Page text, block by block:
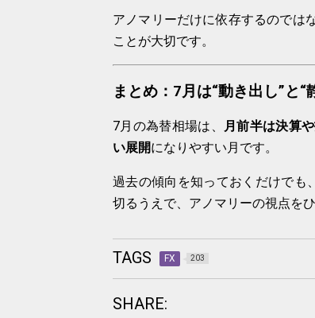
アノマリーだけに依存するのではな
ことが大切です。
まとめ：7月は“動き出し”と“
7月の為替相場は、
月前半は決算
い展開になりやすい月です。
過去の傾向を知っておくだけでも
切るうえで、アノマリーの視点を
TAGS FX 203
SHARE: